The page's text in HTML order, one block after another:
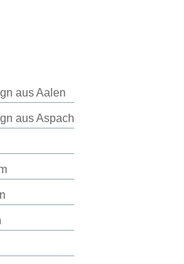
aus Aalen
aus Aspach